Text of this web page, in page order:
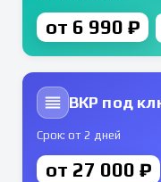
от 6 990 ₽
ВКР под
Срок: от 2 дней
от 27 000 ₽